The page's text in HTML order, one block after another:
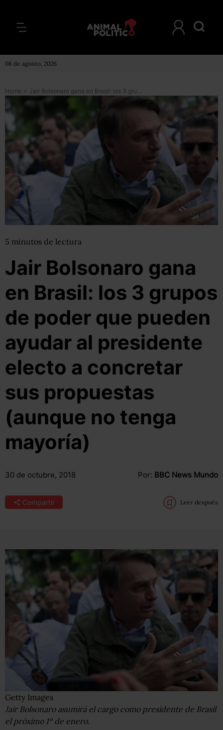
08 de agosto, 2026
Home > Jair Bolsonaro gana en Brasil: los 3 grupos de poder que pueden ayudar al presidente electo a concretar sus propuestas (aunque no tenga mayoría)
5 minutos de lectura
Jair Bolsonaro gana
en Brasil: los 3 grupos
de poder que pueden
ayudar al presidente
electo a concretar
sus propuestas
(aunque no tenga
mayoría)
30 de octubre, 2018 Por: BBC News Mundo
Compartir Leer después
Getty Images
Jair Bolsonaro asumirá el cargo como presidente de Brasil
el próximo 1º de enero.